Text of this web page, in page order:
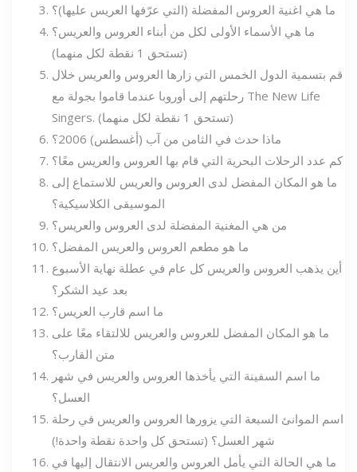
ما هي اغنية العروس المفضلة (التي عرّفها العريس عليها)؟
ما هي الأسماء الأولى لكل من أبناء العروس والعريس؟
(تستحق 1 نقطة لكل منهما)
قم بتسمية الدول الخمس التي زارها العروس والعريس خلال
رحلتهم إلى أوروبا عندما قاموا بجولة مع The New Life
Singers. (تستحق 1 نقطة لكل منهما)
ماذا حدث في الثامن من آب (أغسطس) 2006؟
كم عدد الرحلات البحرية التي قام بها العروس والعريس معًا؟
ما هو المكان المفضل لدى العروس والعريس للاستماع إلى
الموسيقى الكلاسيكية؟
من هي المغنية المفضلة لدى العروس والعريس؟
ما هو مطعم العروس والعريس المفضل؟
أين يذهب العروس والعريس كل عام في عطلة نهاية الأسبوع
بعد عيد الشكر؟
ما اسم قارب العريس؟
ما هو المكان المفضل للعروس والعريس للالتقاء معًا على
متن القارب؟
ما اسم السفينة التي يأخذها العروس والعريس في شهر
العسل؟
اسم الموانئ السبعة التي يزورها العروس والعريس في رحلة
شهر العسل؟ (تستحق كل واحدة نقطة واحدة!)
ما هي الحالة التي يأمل العروس والعريس الانتقال إليها في